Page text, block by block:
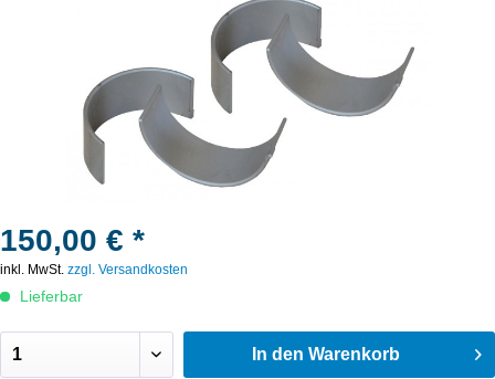
150,00 € *
inkl. MwSt. zzgl. Versandkosten
Lieferbar
In den Warenkorb